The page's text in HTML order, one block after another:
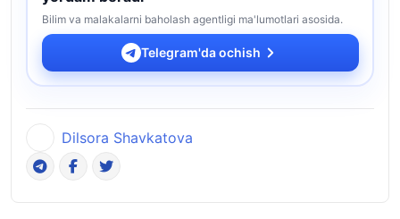
Bilim va malakalarni baholash agentligi ma'lumotlari asosida.
Telegram'da ochish
Dilsora Shavkatova